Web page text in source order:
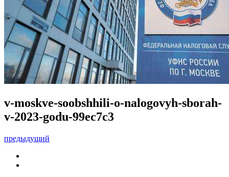
v-moskve-soobshhili-o-nalogovyh-sborah-
v-2023-godu-99ec7c3
предыдущий